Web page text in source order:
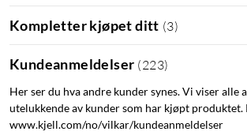
USB-A 5V/2,1A maks
USB-C: 5V/2,1A maks
Totalt output:
Ladetid:
ca 3 timer
Kompletter kjøpet ditt (3)
Kundeanmeldelser (223)
Her ser du hva andre kunder synes. Vi viser
utelukkende av kunder som har kjøpt
www.kjell.com/no/vilkar/kundeanmeldelser